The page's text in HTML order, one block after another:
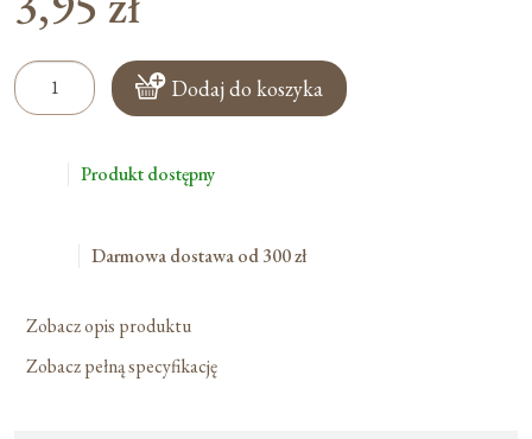
ilość
Indeks
Bierzmowania
Dodaj do koszyka
Produkt dostępny
Darmowa dostawa od 300 zł
Zobacz opis produktu
Zobacz pełną specyfikację